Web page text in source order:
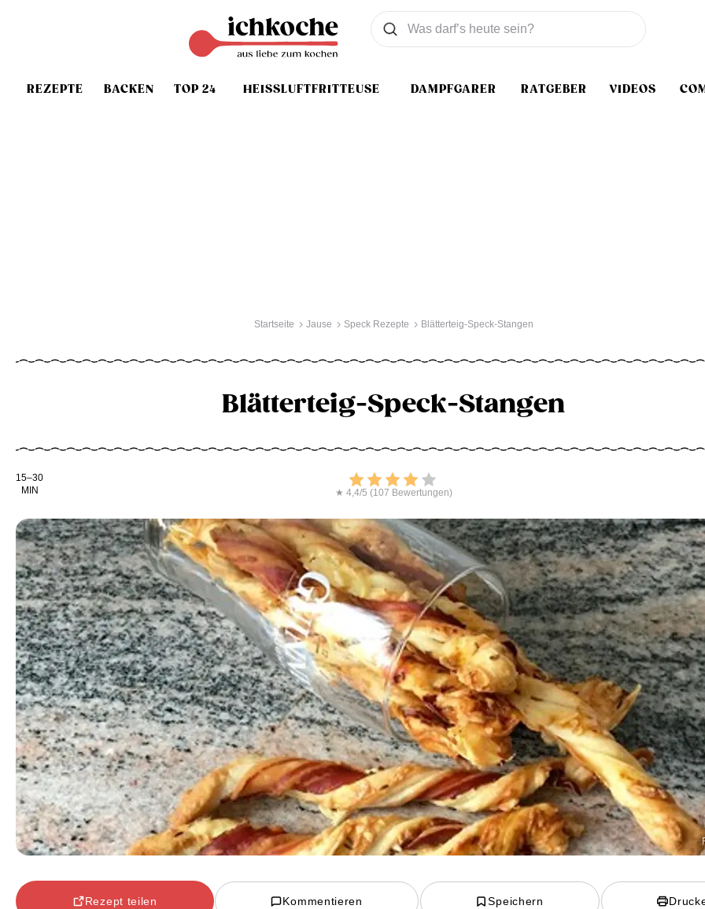
REZEPTE BACKEN TOP 24 HEISSLUFTFRITTEUSE DAMPFGARER RATGEBER VIDEOS
Was wollen Sie suchen
Suchen
Startseite Jause Speck Rezepte Blätterteig-Speck-Stangen
Blätterteig-Speck-Stangen
Kochdauer
15–30
MIN
Bewerten
★ 4,4/5 (107 Bewertungen)
Rezept teilen Kommentieren Speichern